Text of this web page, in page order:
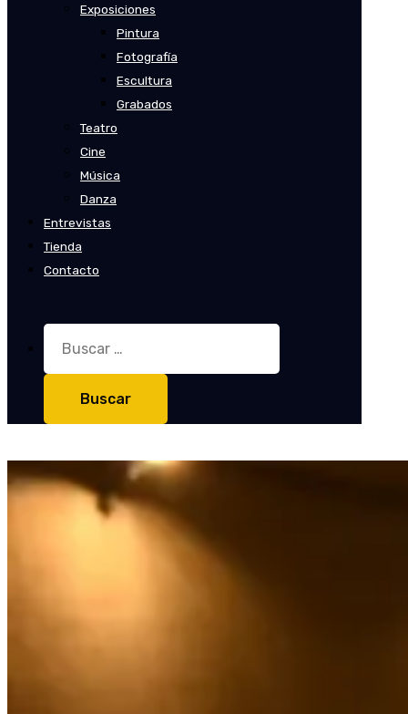
Exposiciones
Pintura
Fotografía
Escultura
Grabados
Teatro
Cine
Música
Danza
Entrevistas
Tienda
Contacto
Buscar: